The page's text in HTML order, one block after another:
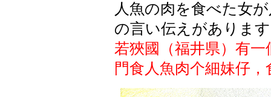
人魚の肉を食べた女
の言い伝えがありま
若狹國（福井県）有
門食人魚肉个細妹仔